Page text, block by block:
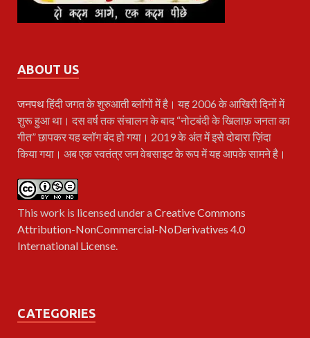
ABOUT US
जनपथहिंदी जगत के शुरुआती ब्लॉगों में है। यह 2006 के आखिरी दिनों में
शुरू हुआ था। दस वर्ष तक संचालन के बाद “नोटबंदी के खिलाफ़ जनता का
गीत” छापकर यह ब्लॉग बंद हो गया। 2019 के अंत में इसे दोबारा ज़िंदा
किया गया। अब एक स्वतंत्र जन वेबसाइट के रूप में यह आपके सामने है।
This work is licensed under aCreative Commons
Attribution-NonCommercial-NoDerivatives 4.0
International License.
CATEGORIES